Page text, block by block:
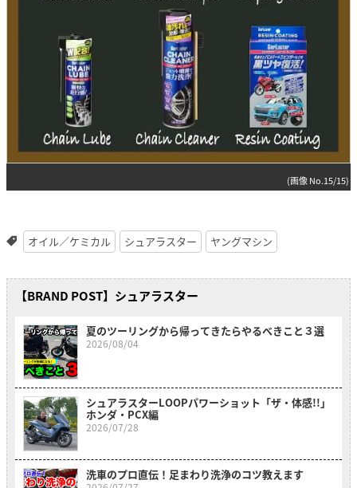
(画像 No.15/15)
オイル／ケミカル シュアラスター ヤングマシン
【BRAND POST】シュアラスター
夏のツーリングから帰ってきたらやるべきこと３選
2026/08/04
シュアラスターLOOPパワーショット「ザ・体感!!」
ホンダ・PCX編
2026/07/28
洗車のプロ直伝！足まわり洗浄のコツ教えます